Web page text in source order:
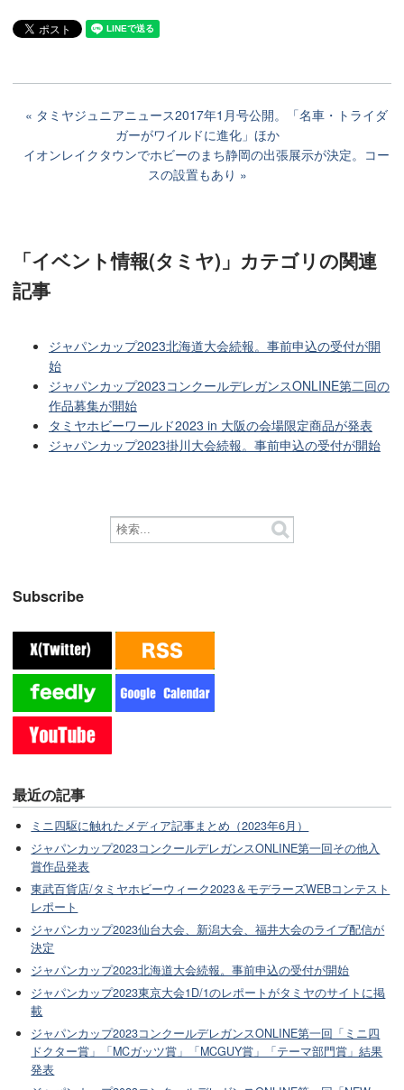
タミヤジュニアニュース2017年1月号公開。「名車・トライダ
ガーがワイルドに進化」ほか
イオンレイクタウンでホビーのまち静岡の出張展示が決定。コー
スの設置もあり
「イベント情報(タミヤ)」カテゴリの関連
記事
ジャパンカップ2023北海道大会続報。事前申込の受付が開
始
ジャパンカップ2023コンクールデレガンスONLINE第二回の
作品募集が開始
タミヤホビーワールド2023 in 大阪の会場限定商品が発表
ジャパンカップ2023掛川大会続報。事前申込の受付が開始
Subscribe
最近の記事
ミニ四駆に触れたメディア記事まとめ（2023年6月）
ジャパンカップ2023コンクールデレガンスONLINE第一回その他入
賞作品発表
東武百貨店/タミヤホビーウィーク2023＆モデラーズWEBコンテスト
レポート
ジャパンカップ2023仙台大会、新潟大会、福井大会のライブ配信が
決定
ジャパンカップ2023北海道大会続報。事前申込の受付が開始
ジャパンカップ2023東京大会1D/1のレポートがタミヤのサイトに掲
載
ジャパンカップ2023コンクールデレガンスONLINE第一回「ミニ四
ドクター賞」「MCガッツ賞」「MCGUY賞」「テーマ部門賞」結果
発表